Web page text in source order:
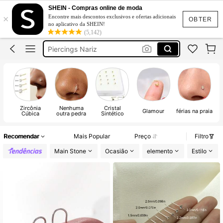
OBTER
×
SHEIN - Compras online de moda
Encontre mais descontos exclusivos e ofertas adicionais
no aplicativo da SHEIN!
(5,142)
Piercing Nariz
Piercing Nariz Aço Inoxidável
Piercings Nariz
Pirsing Nariz
Piercing Nariz
Zircônia
Cúbica
Nenhuma
outra pedra
Cristal
Sintético Glamour férias na praia
Recomendar Mais Popular Preço
Filtro
Main Stone
Ocasião elemento Estilo